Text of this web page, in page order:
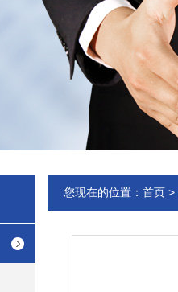
您现在的位置： 首页 >